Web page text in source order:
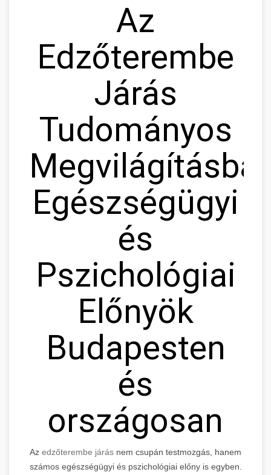
Az
Edzőterembe
Járás
Tudományos
Egészségügyi
és
Pszichológiai
Előnyök
Budapesten
és
országosan
Az edzőterembe járás nem csupán testmozgás, hanem
számos egészségügyi és pszichológiai előny is egyben.